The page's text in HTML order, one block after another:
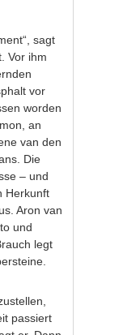
sagt
Vor ihm
vor
worden
an
van den
Die
– und
Herkunft
Aron van
und
legt
passiert